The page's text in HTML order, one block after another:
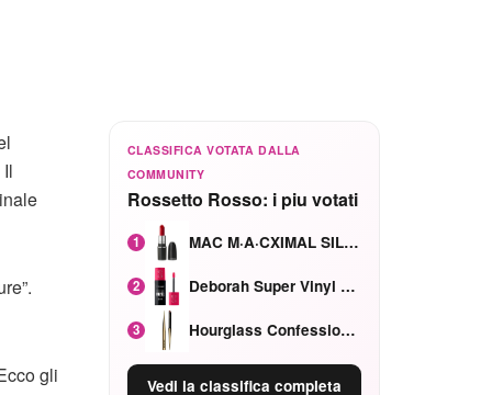
Il
gli
CLASSIFICA VOTATA DALLA
COMMUNITY
Rossetto Rosso: i piu votati
1 MAC M·A·CXIMAL SILKY MATTE Red Rock mat
2 Deborah Super Vinyl Shake Rosa Ciliegia
3 Hourglass Confession Ricaricabile Ultra Preciso Ad Alta Intensità Secretly Classic Red
Vedi la classifica completa